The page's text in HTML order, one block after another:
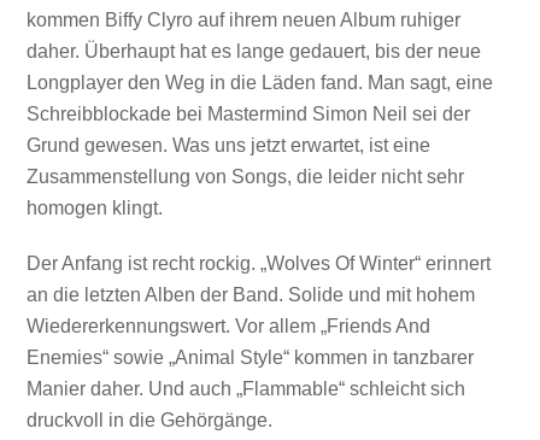
kommen Biffy Clyro auf ihrem neuen Album ruhiger
daher. Überhaupt hat es lange gedauert, bis der neue
Longplayer den Weg in die Läden fand. Man sagt, eine
Schreibblockade bei Mastermind Simon Neil sei der
Grund gewesen. Was uns jetzt erwartet, ist eine
Zusammenstellung von Songs, die leider nicht sehr
homogen klingt.
Der Anfang ist recht rockig. „Wolves Of Winter“ erinnert
an die letzten Alben der Band. Solide und mit hohem
Wiedererkennungswert. Vor allem „Friends And
Enemies“ sowie „Animal Style“ kommen in tanzbarer
Manier daher. Und auch „Flammable“ schleicht sich
druckvoll in die Gehörgänge.